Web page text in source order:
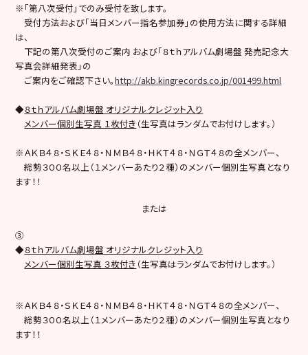
※「第八次受付」でのみ受付を致します。
受付方法および「当日メンバー指名参加券」の使用方法に関する詳細
は、
下記の第八次受付のご案内 および「８ｔｈアルバム劇場盤 発売記念大
写真会詳細発表」の
ご案内をご確認下さい。http://akb.kingrecords.co.jp/001499.html
◆８ｔｈアルバム劇場盤 オリジナルクレジット入り
メンバー個別生写真 １枚付き （生写真はランダムでお付けします。）
※ＡＫＢ４８・ＳＫＥ４８・ＮＭＢ４８・ＨＫＴ４８・ＮＧＴ４８の全メンバー、
総勢３００名以上（１メンバーあたり２種）のメンバー個別生写真となり
ます！！
または
③
◆８ｔｈアルバム劇場盤 オリジナルクレジット入り
メンバー個別生写真 ３枚付き （生写真はランダムでお付けします。）
※ＡＫＢ４８・ＳＫＥ４８・ＮＭＢ４８・ＨＫＴ４８・ＮＧＴ４８の全メンバー、
総勢３００名以上（１メンバーあたり２種）のメンバー個別生写真となり
ます！！